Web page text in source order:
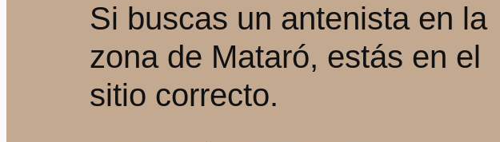
Si buscas un antenista en la
zona de Mataró, estás en el
sitio correcto.